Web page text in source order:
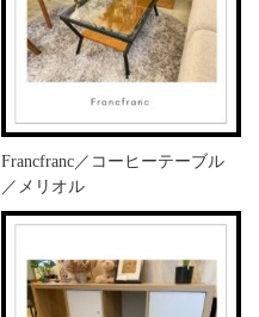
Francfranc／コーヒーテーブル
／メリオル